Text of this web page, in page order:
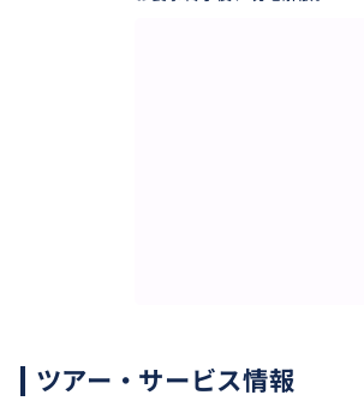
ツアー・サービス情報